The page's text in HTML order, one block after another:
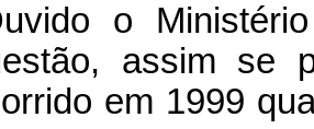
o
assim se
em 1999